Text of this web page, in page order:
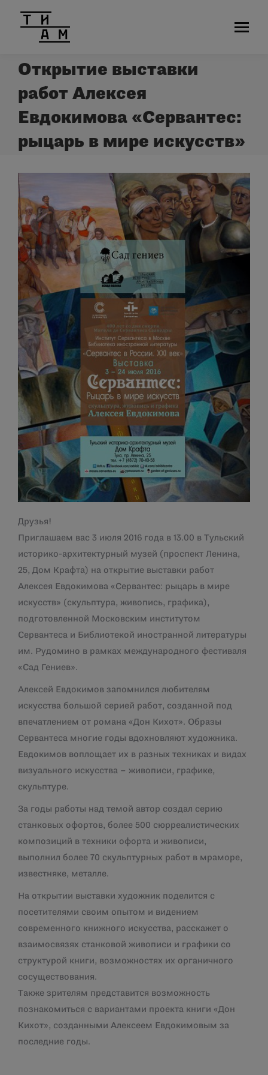
Открытие выставки
работ Алексея
Евдокимова «Сервантес:
рыцарь в мире искусств»
Друзья!
Приглашаем вас 3 июля 2016 года в 13.00 в Тульский
историко-архитектурный музей (проспект Ленина,
25, Дом Крафта) на открытие выставки работ
Алексея Евдокимова «Сервантес: рыцарь в мире
искусств» (скульптура, живопись, графика),
подготовленной Московским институтом
Сервантеса и Библиотекой иностранной литературы
им. Рудомино в рамках международного фестиваля
«Сад Гениев».
Алексей Евдокимов запомнился любителям
искусства большой серией работ, созданной под
впечатлением от романа «Дон Кихот». Образы
Сервантеса многие годы вдохновляют художника.
Евдокимов воплощает их в разных техниках и видах
визуального искусства – живописи, графике,
скульптуре.
За годы работы над темой автор создал серию
станковых офортов, более 500 сюрреалистических
композиций в техники офорта и живописи,
выполнил более 70 скульптурных работ в мраморе,
известняке, металле.
На открытии выставки художник поделится с
посетителями своим опытом и видением
современного книжного искусства, расскажет о
взаимосвязях станковой живописи и графики со
структурой книги, возможностях их органичного
сосуществования.
Также зрителям представится возможность
познакомиться с вариантами проекта книги «Дон
Кихот», созданными Алексеем Евдокимовым за
последние годы.